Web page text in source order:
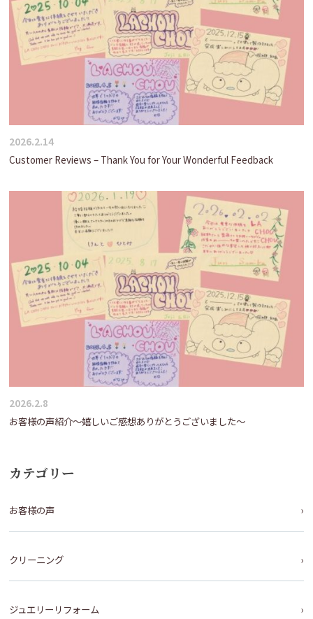
2026.2.14
Customer Reviews – Thank You for Your Wonderful Feedback
2026.2.8
お客様の声紹介～嬉しいご感想ありがとうございました～
カテゴリー
お客様の声
クリーニング
ジュエリーリフォーム